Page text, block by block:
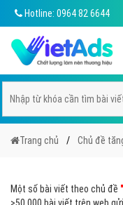
Hotline: 0964 82 6644
Trang chủ Chủ đề
Một số bài viết theo chủ đề